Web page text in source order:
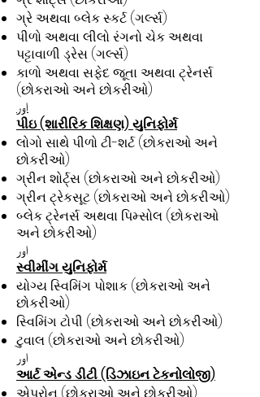
ગ્રે અથવા બ્લેક સ્કર્ટ (ગર્લ્સ)
પીળો અથવા લીલો રંગનો ચેક અથવા
પટ્ટાવાળી ડ્રેસ (ગર્લ્સ)
કાળો અથવા સફેદ જૂતા અથવા ટ્રેનર્સ
(છોકરાઓ અને છોકરીઓ)
اور
પીઇ (શારીરિક શિક્ષણ) યુનિફોર્મ
લોગો સાથે પીળો ટી-શર્ટ (છોકરાઓ અને
છોકરીઓ)
ગ્રીન શોર્ટ્સ (છોકરાઓ અને છોકરીઓ)
ગ્રીન ટ્રેકસૂટ (છોકરાઓ અને છોકરીઓ)
બ્લેક ટ્રેનર્સ અથવા પિમ્સોલ (છોકરાઓ
અને છોકરીઓ)
اور
સ્વીમીંગ યુનિફોર્મ
યોગ્ય સ્વિમિંગ પોશાક (છોકરાઓ અને
છોકરીઓ)
સ્વિમિંગ ટોપી (છોકરાઓ અને છોકરીઓ)
ટુવાલ (છોકરાઓ અને છોકરીઓ)
اور
આર્ટ એન્ડ ડીટી (ડિઝાઇન ટેકનોલોજી)